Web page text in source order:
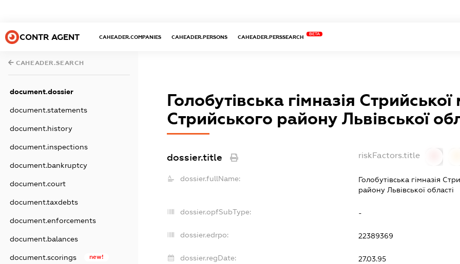
CONTR AGENT CAHEADER.COMPANIES CAHEADER.PERSONS CAHEADER.PERSSEARCH
BETA
CAHEADER.SEARCH
document.dossier
document.statements
document.history
document.inspections
document.bankruptcy
document.court
document.taxdebts
document.enforcements
document.balances
document.scorings new!
Голобутівська гімназія Стрийської
Стрийського району Львівської
dossier.title riskFactors.title
dossier.fullName:
Голобутівська гімназія
району Львівської області
dossier.opfSubType: -
dossier.edrpo: 22389369
dossier.regDate: 27.03.95